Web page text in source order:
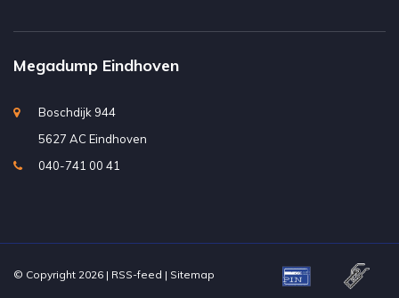
Megadump Eindhoven
Boschdijk 944
5627 AC Eindhoven
040-741 00 41
© Copyright 2026 | RSS-feed | Sitemap